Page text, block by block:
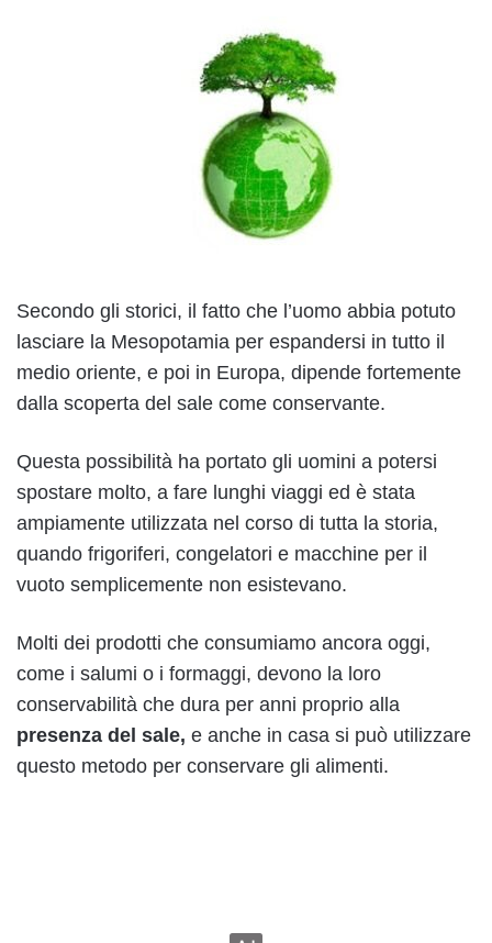
Secondo gli storici, il fatto che l’uomo abbia potuto
lasciare la Mesopotamia per espandersi in tutto il
medio oriente, e poi in Europa, dipende fortemente
dalla scoperta del sale come conservante.
Questa possibilità ha portato gli uomini a potersi
spostare molto, a fare lunghi viaggi ed è stata
ampiamente utilizzata nel corso di tutta la storia,
quando frigoriferi, congelatori e macchine per il
vuoto semplicemente non esistevano.
Molti dei prodotti che consumiamo ancora oggi,
come i salumi o i formaggi, devono la loro
conservabilità che dura per anni proprio alla
presenza del sale, e anche in casa si può utilizzare
questo metodo per conservare gli alimenti.